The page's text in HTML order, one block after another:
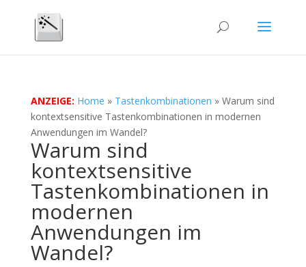
ANZEIGE: Home » Tastenkombinationen » Warum sind
kontextsensitive Tastenkombinationen in modernen
Anwendungen im Wandel?
Warum sind
kontextsensitive
Tastenkombinationen in
modernen
Anwendungen im
Wandel?